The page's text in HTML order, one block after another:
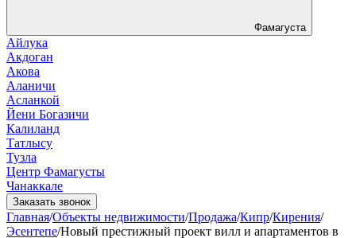
Фамагуста
Айлука
Акдоган
Акова
Аланичи
Асланкой
Йени Богазичи
Калиланд
Татлысу
Тузла
Центр Фамагусты
Чанаккале
Заказать звонок
Главная/Объекты недвижимости/Продажа/Кипр/Кирения/
Эсентепе/Новый престижный проект вилл и апартаментов в